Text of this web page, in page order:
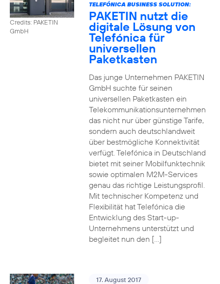
Credits: PAKETIN
GmbH
TELEFÓNICA BUSINESS SOLUTION:
PAKETIN nutzt die
digitale Lösung von
Telefónica für
universellen
Paketkasten
Das junge Unternehmen PAKETIN
GmbH suchte für seinen
universellen Paketkasten ein
Telekommunikationsunternehmen
das nicht nur über günstige Tarife,
sondern auch deutschlandweit
über bestmögliche Konnektivität
verfügt. Telefónica in Deutschland
bietet mit seiner Mobilfunktechnik
sowie optimalen M2M-Services
genau das richtige Leistungsprofil.
Mit technischer Kompetenz und
Flexibilität hat Telefónica die
Entwicklung des Start-up-
Unternehmens unterstützt und
begleitet nun den […]
17. August 2017